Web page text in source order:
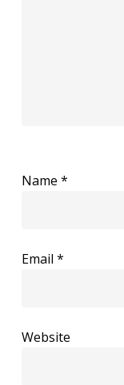
Name *
Email *
Website